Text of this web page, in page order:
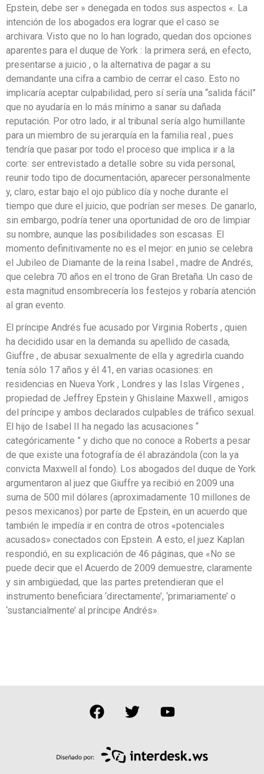
Epstein, debe ser » denegada en todos sus aspectos «. La
intención de los abogados era lograr que el caso se
archivara. Visto que no lo han logrado, quedan dos opciones
aparentes para el duque de York : la primera será, en efecto,
presentarse a juicio , o la alternativa de pagar a su
demandante una cifra a cambio de cerrar el caso. Esto no
implicaría aceptar culpabilidad, pero sí sería una “salida fácil”
que no ayudaría en lo más mínimo a sanar su dañada
reputación. Por otro lado, ir al tribunal sería algo humillante
para un miembro de su jerarquía en la familia real , pues
tendría que pasar por todo el proceso que implica ir a la
corte: ser entrevistado a detalle sobre su vida personal,
reunir todo tipo de documentación, aparecer personalmente
y, claro, estar bajo el ojo público día y noche durante el
tiempo que dure el juicio, que podrían ser meses. De ganarlo,
sin embargo, podría tener una oportunidad de oro de limpiar
su nombre, aunque las posibilidades son escasas. El
momento definitivamente no es el mejor: en junio se celebra
el Jubileo de Diamante de la reina Isabel , madre de Andrés,
que celebra 70 años en el trono de Gran Bretaña. Un caso de
esta magnitud ensombrecería los festejos y robaría atención
al gran evento.
El príncipe Andrés fue acusado por Virginia Roberts , quien
ha decidido usar en la demanda su apellido de casada,
Giuffre , de abusar sexualmente de ella y agredirla cuando
tenía sólo 17 años y él 41, en varias ocasiones: en
residencias en Nueva York , Londres y las Islas Vírgenes ,
propiedad de Jeffrey Epstein y Ghislaine Maxwell , amigos
del príncipe y ambos declarados culpables de tráfico sexual.
El hijo de Isabel II ha negado las acusaciones “
categóricamente ” y dicho que no conoce a Roberts a pesar
de que existe una fotografía de él abrazándola (con la ya
convicta Maxwell al fondo). Los abogados del duque de York
argumentaron al juez que Giuffre ya recibió en 2009 una
suma de 500 mil dólares (aproximadamente 10 millones de
pesos mexicanos) por parte de Epstein, en un acuerdo que
también le impedía ir en contra de otros «potenciales
acusados» conectados con Epstein. A esto, el juez Kaplan
respondió, en su explicación de 46 páginas, que «No se
puede decir que el Acuerdo de 2009 demuestre, claramente
y sin ambigüedad, que las partes pretendieran que el
instrumento beneficiara ‘directamente’, ‘primariamente’ o
‘sustancialmente’ al príncipe Andrés».